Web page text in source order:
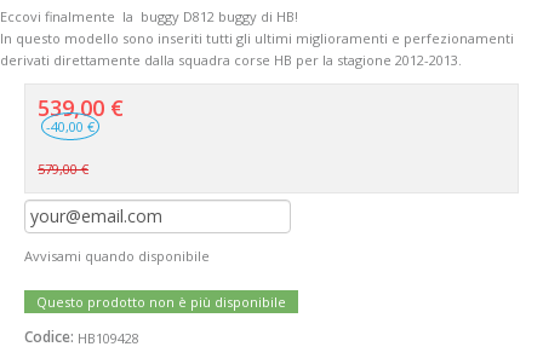
Eccovi finalmente la buggy D812 buggy di HB!
In questo modello sono inseriti tutti gli ultimi miglioramenti e perfezionamenti
derivati direttamente dalla squadra corse HB per la stagione 2012-2013.
539,00 €
-40,00 €
579,00 €
Avvisami quando disponibile
Questo prodotto non è più disponibile
Codice: HB109428